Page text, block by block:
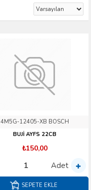
4M5G-12405-XB BOSCH
BUJİ AYFS 22CB
₺150,00
Adet
SEPETE EKLE